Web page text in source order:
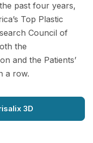
past four years,
Top Plastic
Council of
the
and the Patients’
a row.
3D